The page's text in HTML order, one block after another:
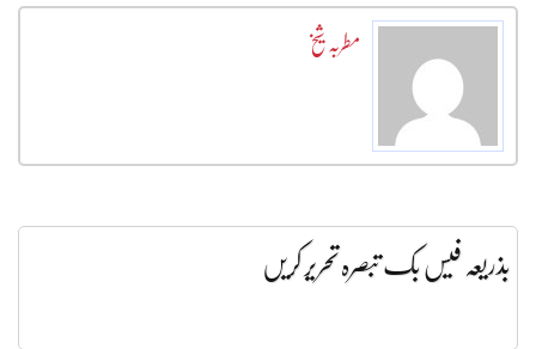
مطربہ شیخ
بذریعہ فیس بک تبصرہ تحریر کریں